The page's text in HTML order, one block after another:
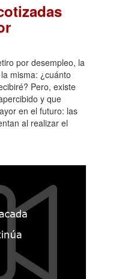
por desempleo, la
misma: ¿cuánto
Pero, existe
y que
en el futuro: las
al realizar el